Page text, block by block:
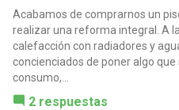
Acabamos de comprarnos un
realizar una reforma integral. A
calefacción con radiadores y
concienciados de poner algo
consumo,...
2 respuestas